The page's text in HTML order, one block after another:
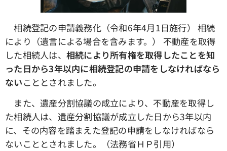
相続登記の申請義務化（令和6年4月1日施行） 相続
により（遺言による場合を含みます。） 不動産を取得
した相続人は、 相続により所有権を取得したことを知
った日から3年以内に相続登記の申請をしなければなら
ない こととされました。
また、遺産分割協議の成立により、不動産を取得し
た相続人は、遺産分割協議が成立した日から3年以内
に、その内容を踏まえた登記の申請をしなければなら
ないこととされました。（法務省ＨＰ引用）